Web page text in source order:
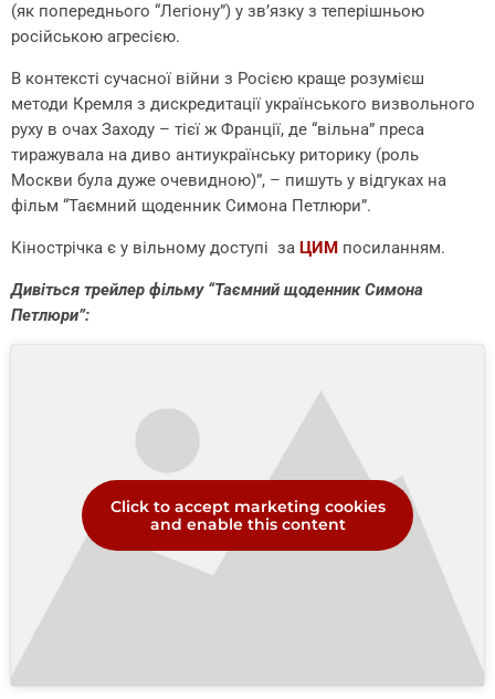
(як попереднього “Легіону”) у зв’язку з теперішньою
російською агресією.
В контексті сучасної війни з Росією краще розумієш
методи Кремля з дискредитації українського визвольного
руху в очах Заходу – тієї ж Франції, де “вільна” преса
тиражувала на диво антиукраїнську риторику (роль
Москви була дуже очевидною)”, – пишуть у відгуках на
фільм “Таємний щоденник Симона Петлюри”.
Кінострічка є у вільному доступі за ЦИМ посиланням.
Дивіться трейлер фільму “Таємний щоденник Симона
Петлюри”:
Click to accept marketing cookies
and enable this content